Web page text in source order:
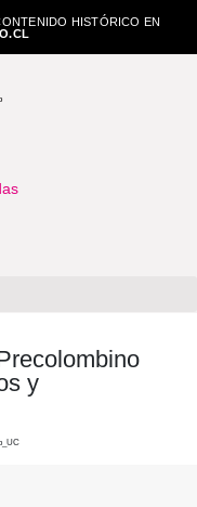
HISTÓRICO EN
y